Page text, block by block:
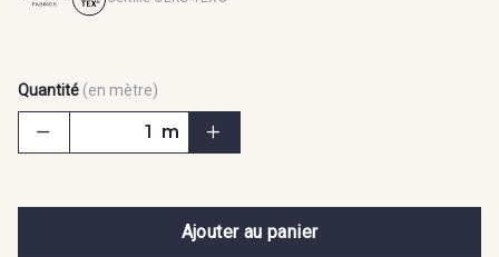
Quantité (en mètre)
m
Ajouter au panier